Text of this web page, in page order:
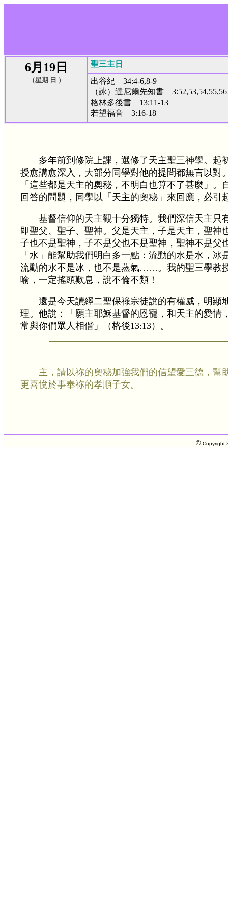
6月19日
（星期 日 ）
聖三主日
出谷紀 34:4-6,8-9
（詠）達尼爾先知書 3:52,53,54,55,56
格林多後書 13:11-13
若望福音 3:16-18
多年前到修院上課，選修了天主聖三神學。起
授愈講愈深入，大部分同學對他的提問都無言以對
「這些都是天主的奧秘，不明白也算不了甚麼」。
回答的問題，同學以「天主的奧秘」來回應，必引
基督信仰的天主觀十分獨特。我們深信天主只
即聖父、聖子、聖神。父是天主，子是天主，聖神
子也不是聖神，子不是父也不是聖神，聖神不是父
「水」能幫助我們明白多一點：流動的水是水，冰
流動的水不是冰，也不是蒸氣……。我的聖三學教
喻，一定搖頭歎息，說不倫不類！
還是今天讀經二聖保祿宗徒說的有權威，明顯
理。他說：「願主耶穌基督的恩寵，和天主的愛情
常與你們眾人相偕」（格後13:13）。
主，請以祢的奧秘加強我們的信望愛三德，幫
更喜悅於事奉祢的孝順子女。
©Copyright